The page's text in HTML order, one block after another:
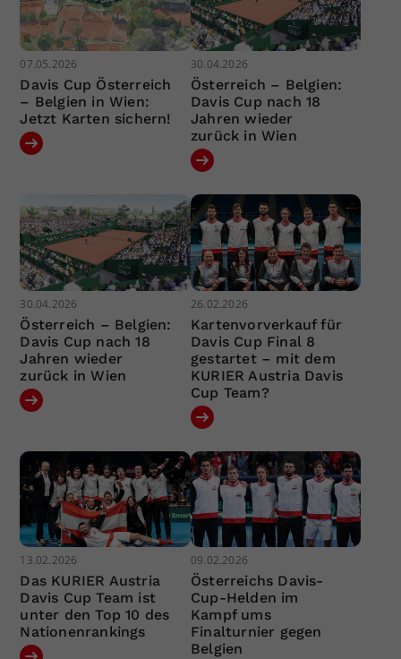
07.05.2026
Davis Cup Österreich
– Belgien in Wien:
Jetzt Karten sichern!
30.04.2026
Österreich – Belgien:
Davis Cup nach 18
Jahren wieder
zurück in Wien
30.04.2026
Österreich – Belgien:
Davis Cup nach 18
Jahren wieder
zurück in Wien
26.02.2026
Kartenvorverkauf für
Davis Cup Final 8
gestartet – mit dem
KURIER Austria Davis
Cup Team?
13.02.2026
Das KURIER Austria
Davis Cup Team ist
unter den Top 10 des
Nationenrankings
09.02.2026
Österreichs Davis-
Cup-Helden im
Kampf ums
Finalturnier gegen
Belgien